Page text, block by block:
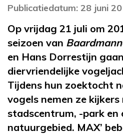
Publicatiedatum: 28 juni
Op vrijdag 21 juli om
seizoen van
en Hans Dorrestijn
diervriendelijke
Tijdens hun zoektocht
vogels nemen ze
stadscentrum, -park en
natuurgebied. MAX’